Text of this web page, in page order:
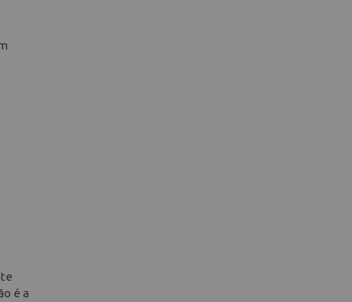
é a